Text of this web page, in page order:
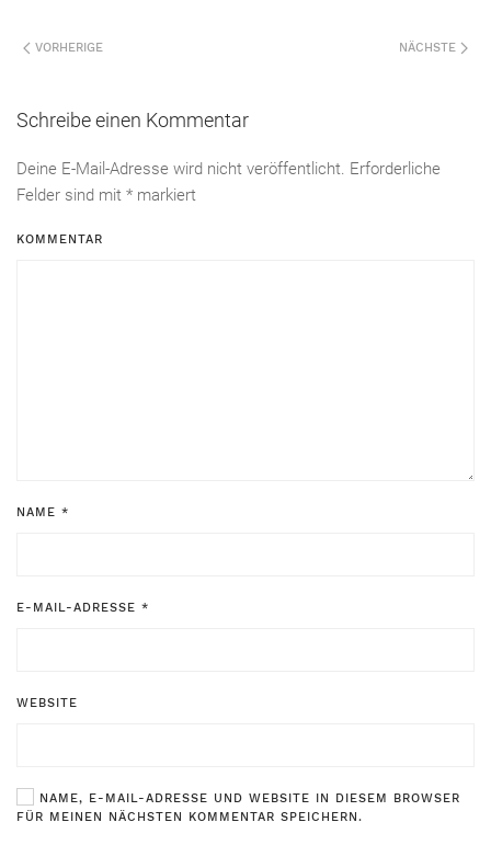
VORHERIGE NÄCHSTE
Schreibe einen Kommentar
Deine E-Mail-Adresse wird nicht veröffentlicht. Erforderliche
Felder sind mit * markiert
KOMMENTAR
NAME *
E-MAIL-ADRESSE *
WEBSITE
NAME, E-MAIL-ADRESSE UND WEBSITE IN DIESEM BROWSER
FÜR MEINEN NÄCHSTEN KOMMENTAR SPEICHERN.